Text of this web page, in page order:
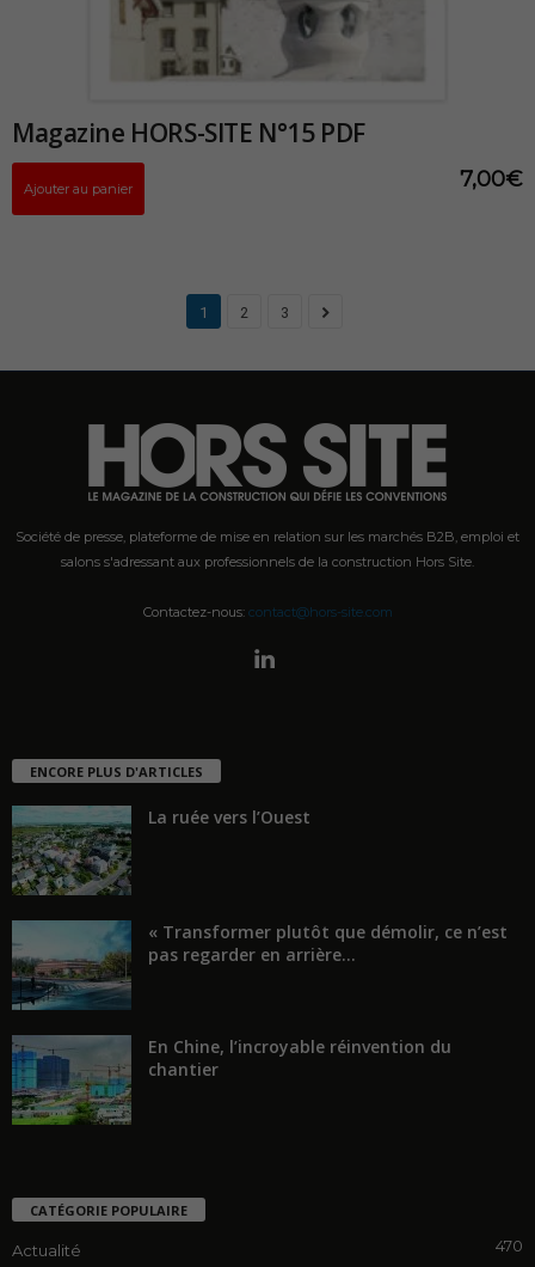
Magazine HORS-SITE N°15 PDF
7,00€
Ajouter au panier
1 2 3
Société de presse, plateforme de mise en relation sur les marchés B2B, emploi et
salons s'adressant aux professionnels de la construction Hors Site.
Contactez-nous: contact@hors-site.com
ENCORE PLUS D'ARTICLES
La ruée vers l’Ouest
« Transformer plutôt que démolir, ce n’est
pas regarder en arrière...
En Chine, l’incroyable réinvention du
chantier
CATÉGORIE POPULAIRE
Actualité 470